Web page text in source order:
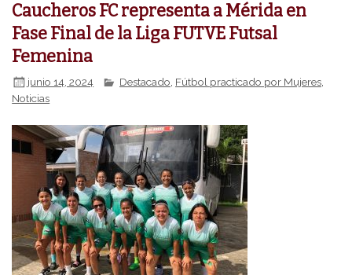
Caucheros FC representa a Mérida en
Fase Final de la Liga FUTVE Futsal
Femenina
junio 14, 2024 Destacado Fútbol practicado por Mujeres
Noticias